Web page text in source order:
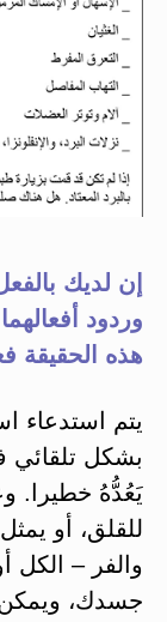
إن لديك
وردود
هذه الحقيقة
يتم استدعاء
بشكل تلقائي
يَعُدُّهُ خطيرا.
للقلق، أو
والفر – الكل
جسدك،